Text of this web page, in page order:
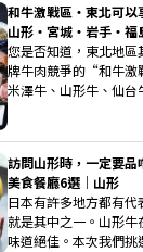
和牛激戰區・東北可以
山形・宮城・岩手・福
您是否知道，東北地
牌牛肉競爭的“和牛
米澤牛、山形牛、仙台
訪問山形時，一定要
美食餐廳6選｜山形
日本有許多地方都有
就是其中之一。山形牛
味道絕佳。本次我們挑